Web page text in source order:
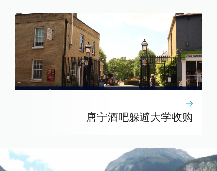
唐宁酒吧躲避大学收购